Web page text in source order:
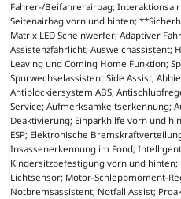
Fahrer-/Beifahrerairbag;
Seitenairbag vorn und hinten;
Matrix LED Scheinwerfer; Adaptiver
Assistenzfahrlicht; Ausweichassistent;
Leaving und Coming Home Funktion;
Spurwechselassistent Side Assist;
Antiblockiersystem ABS;
Service; Aufmerksamkeitserkennung;
Deaktivierung; Einparkhilfe vorn und
ESP; Elektronische
Insassenerkennung im Fond;
Kindersitzbefestigung vorn und
Lichtsensor; Motor-Schleppmoment-
Notbremsassistent; Notfall Assist;